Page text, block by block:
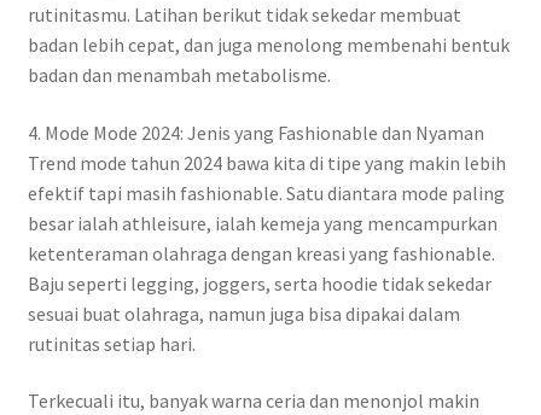
rutinitasmu. Latihan berikut tidak sekedar membuat
badan lebih cepat, dan juga menolong membenahi bentuk
badan dan menambah metabolisme.
4. Mode Mode 2024: Jenis yang Fashionable dan Nyaman
Trend mode tahun 2024 bawa kita di tipe yang makin lebih
efektif tapi masih fashionable. Satu diantara mode paling
besar ialah athleisure, ialah kemeja yang mencampurkan
ketenteraman olahraga dengan kreasi yang fashionable.
Baju seperti legging, joggers, serta hoodie tidak sekedar
sesuai buat olahraga, namun juga bisa dipakai dalam
rutinitas setiap hari.
Terkecuali itu, banyak warna ceria dan menonjol makin